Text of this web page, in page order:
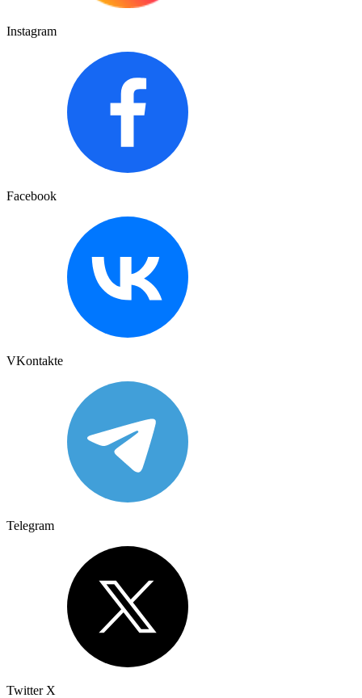
Instagram
Facebook
VKontakte
Telegram
Twitter X